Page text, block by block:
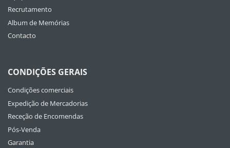
Recrutamento
Album de Memórias
Contacto
CONDIÇÕES GERAIS
Condições comerciais
Expedição de Mercadorias
Receção de Encomendas
Pós-Venda
Garantia